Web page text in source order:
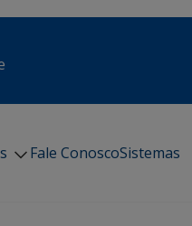
Fale ConoscoSistemas